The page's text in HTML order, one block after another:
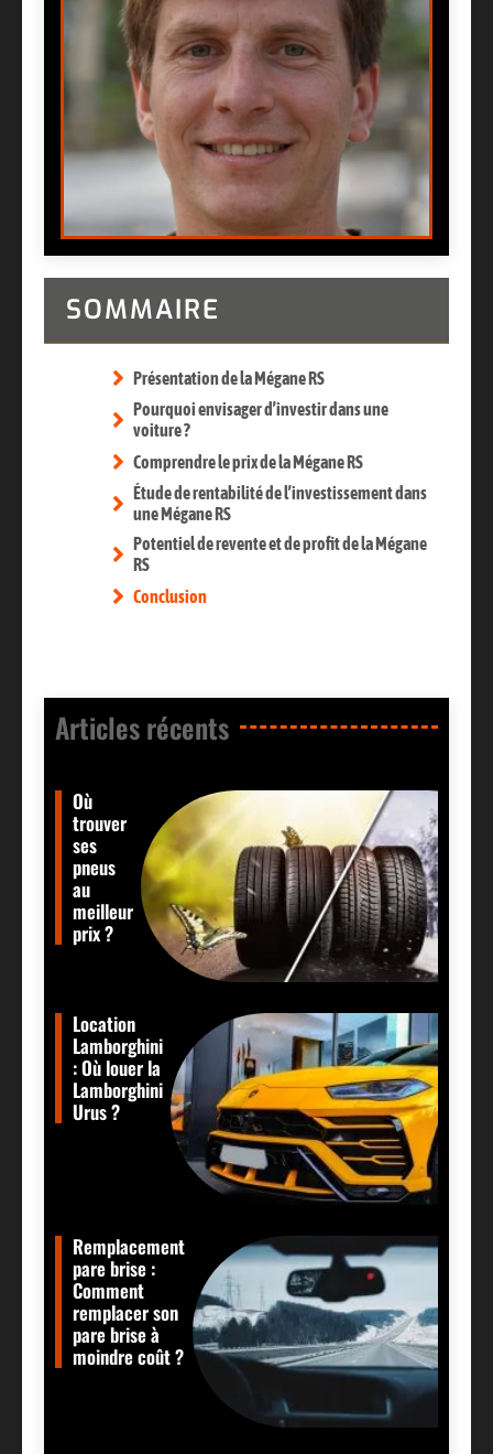
SOMMAIRE
Présentation de la Mégane RS
Pourquoi envisager d’investir dans une
voiture ?
Comprendre le prix de la Mégane RS
Étude de rentabilité de l’investissement dans
une Mégane RS
Potentiel de revente et de profit de la Mégane
RS
Conclusion
Articles récents​
Où
trouver
ses
pneus
au
meilleur
prix ?
Location
Lamborghini
: Où louer la
Lamborghini
Urus ?
Remplacement
pare brise :
Comment
remplacer son
pare brise à
moindre coût ?